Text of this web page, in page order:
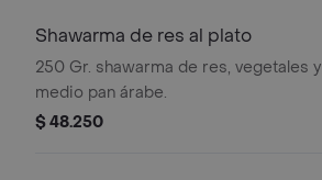
Shawarma de res al plato
250 Gr. shawarma de res, vegetales y
medio pan árabe.
$ 48.250